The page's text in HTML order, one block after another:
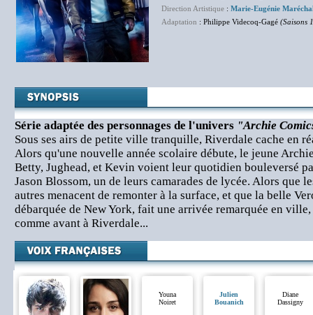
Direction Artistique : Marie-Eugénie
Adaptation : Philippe Videcoq-Gagé (Saisons
Série adaptée des personnages de l'univers "Archie
Sous ses airs de petite ville tranquille, Riverdale cache en
Alors qu'une nouvelle année scolaire débute, le jeune
Betty, Jughead, et Kevin voient leur quotidien bouleversé
Jason Blossom, un de leurs camarades de lycée. Alors que
autres menacent de remonter à la surface, et que la belle
débarquée de New York, fait une arrivée remarquée en
comme avant à Riverdale...
Youna
Noiret
Julien
Bouanich
Diane
Dassigny